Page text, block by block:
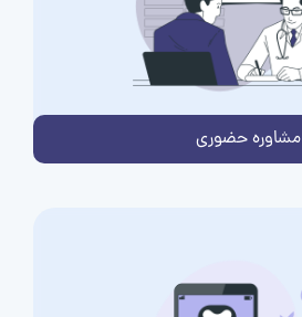
مشاوره حضوری